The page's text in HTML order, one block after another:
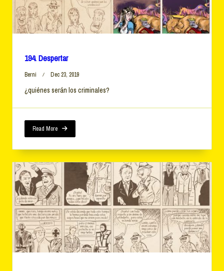
194. Despertar
Berni Dec 23, 2019
¿quiénes serán los criminales?
Read More